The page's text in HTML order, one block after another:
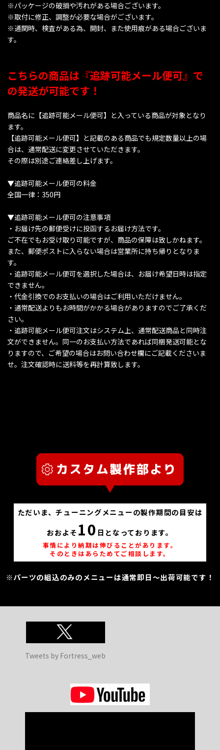
※パッケージの破損や汚れがある場合ございます。
※取付に修正、調整が必要な場合がございます。
※通関時、検査がある為、開封、また使用痕がある場合ございま
す。
こちらの商品は『追跡可能メール便可』で
の発送が可能です！
商品名に【追跡可能メール便可】と入っている商品が対象となり
ます。
【追跡可能メール便可】と記載のある商品でも規定数量以上の場
合は、通常配送に変更させていただきます。
その際は別途ご連絡差し上げます。
▼追跡可能メール便可の料金
全国一律：350円
▼追跡可能メール便可の注意事項
・お届け先の郵便受けに投函するお届け方法です。
ご不在でもお受け取り可能ですが、商品の保障は致しかねます。
また、郵便ポストに入らない場合は営業所に持ち帰りとなりま
す。
・追跡可能メール便可を選択した場合は、お届け希望日時は指定
できません。
・代金引換でのお支払いの場合はご利用いただけません。
・通常配送よりもお時間がかかる場合がありますのでご了承くだ
さい。
・追跡可能メール便可注文はシステム上、通常配送商品と同時注
文ができません。同一のお支払い方法であれば同梱発送可能とな
りますので、ご希望の場合はお問い合わせ欄にご記載くださいま
せ。注文確認時に送料等を再計算致します。
ただいま、チューニングメニューの製作期間の目安は
おおよそ 10 日となっております。
事情により納期は伸びることがあります。
そのときはあらためてご相談します。
※パーツの組込のみのメニューは通常即日～出荷可能です！
Tweets by Fortress_web